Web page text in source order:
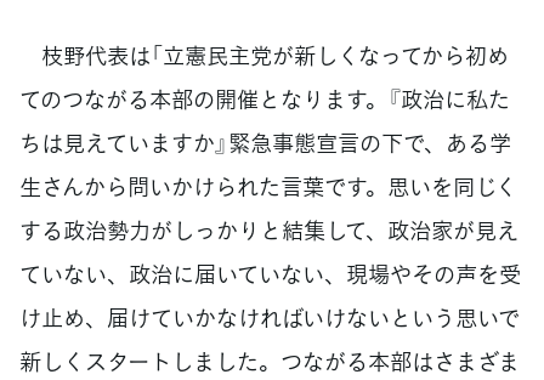
枝野代表は「立憲民主党が新しくなってから初め
てのつながる本部の開催となります。『政治に私た
ちは見えていますか』緊急事態宣言の下で、ある学
生さんから問いかけられた言葉です。思いを同じく
する政治勢力がしっかりと結集して、政治家が見え
ていない、政治に届いていない、現場やその声を受
け止め、届けていかなければいけないという思いで
新しくスタートしました。つながる本部はさまざま